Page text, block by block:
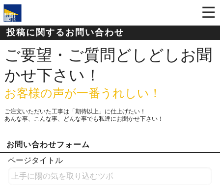
投稿に関するお問い合わせ
ご要望・ご質問どしどしお聞
かせ下さい！
お客様の声が一番うれしい！
ご注文いただいた工事は「期待以上」に仕上げたい！
あんな事、こんな事、どんな事でも私達にお聞かせ下さい！
お問い合わせフォーム
ページタイトル